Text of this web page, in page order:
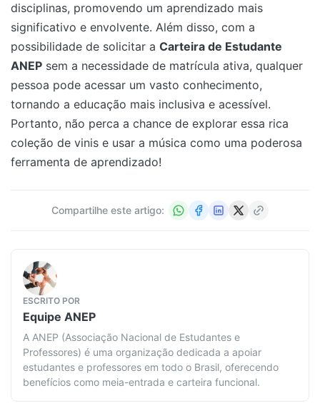
disciplinas, promovendo um aprendizado mais
significativo e envolvente. Além disso, com a
possibilidade de solicitar a Carteira de Estudante
ANEP sem a necessidade de matrícula ativa, qualquer
pessoa pode acessar um vasto conhecimento,
tornando a educação mais inclusiva e acessível.
Portanto, não perca a chance de explorar essa rica
coleção de vinis e usar a música como uma poderosa
ferramenta de aprendizado!
Compartilhe este artigo:
ESCRITO POR
Equipe ANEP
A ANEP (Associação Nacional de Estudantes e
Professores) é uma organização dedicada a apoiar
estudantes e professores em todo o Brasil, oferecendo
benefícios como meia-entrada e carteira funcional.